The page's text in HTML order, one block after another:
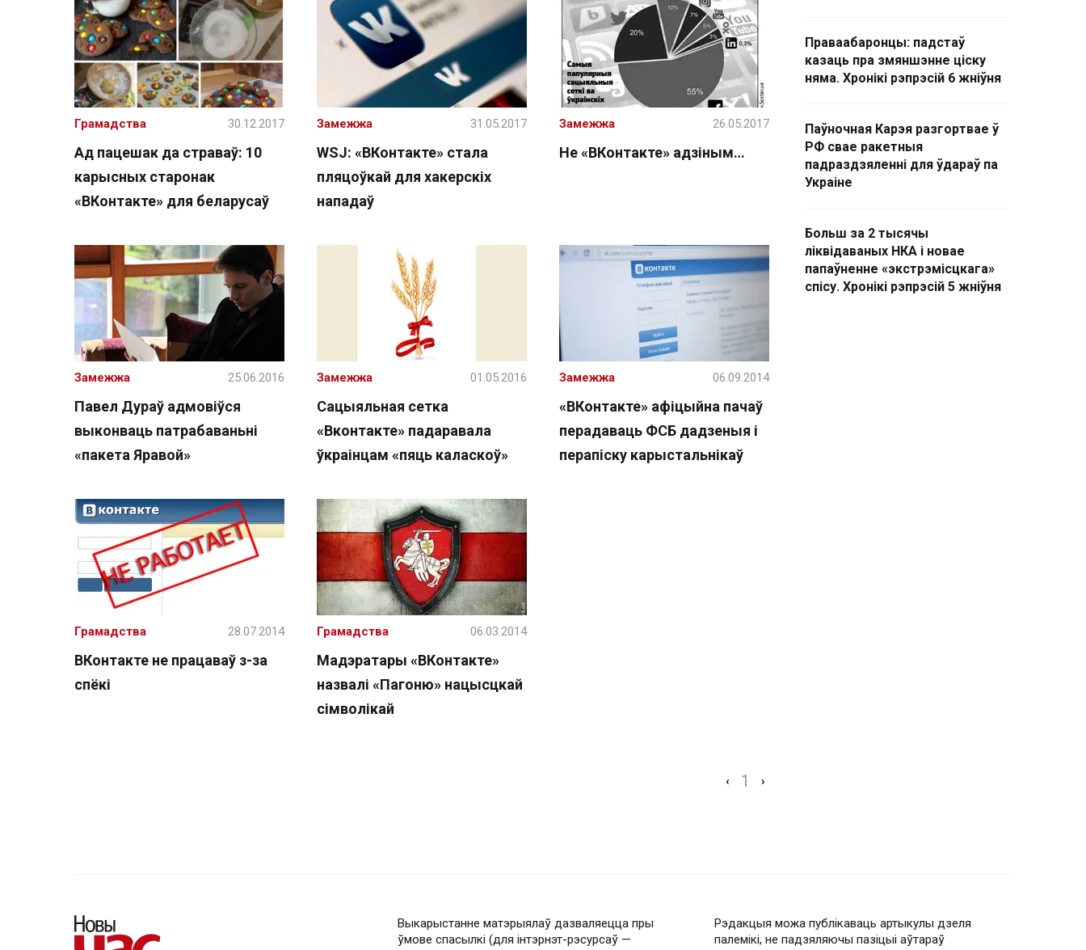
Ад пацешак да страваў: 10
карысных старонак
«ВКонтакте» для беларусаў
Грамадства 30.12.2017
WSJ: «ВКонтакте» стала
пляцоўкай для хакерскіх
нападаў
Замежжа 31.05.2017
Не «ВКонтакте» адзіным…
Замежжа 26.05.2017
Павел Дураў адмовіўся
выконваць патрабаваньні
«пакета Яравой»
Замежжа 25.06.2016
Сацыяльная сетка
«Вконтакте» падаравала
ўкраінцам «пяць каласкоў»
Замежжа 01.05.2016
«ВКонтакте» афіцыйна пачаў
перадаваць ФСБ дадзеныя і
перапіску карыстальнікаў
Замежжа 06.09.2014
ВКонтакте не працаваў з-за
спёкі
Грамадства 28.07.2014
Мадэратары «ВКонтакте»
назвалі «Пагоню» нацысцкай
сімволікай
Грамадства 06.03.2014
‹ 1 ›
Праваабаронцы: падстаў
казаць пра змяншэнне ціску
няма. Хронікі рэпрэсій 6 жніўня
Паўночная Карэя разгортвае ў
РФ свае ракетныя
падраздзяленні для ўдараў па
Украіне
Больш за 2 тысячы
ліквідаваных НКА і новае
папаўненне «экстрэмісцкага»
спісу. Хронікі рэпрэсій 5 жніўня
Выкарыстанне матэрыялаў дазваляецца пры
ўмове спасылкі (для інтэрнэт-рэсурсаў —
Рэдакцыя можа публікаваць артыкулы дзеля
палемікі, не падзяляючы пазіцыі аўтараў